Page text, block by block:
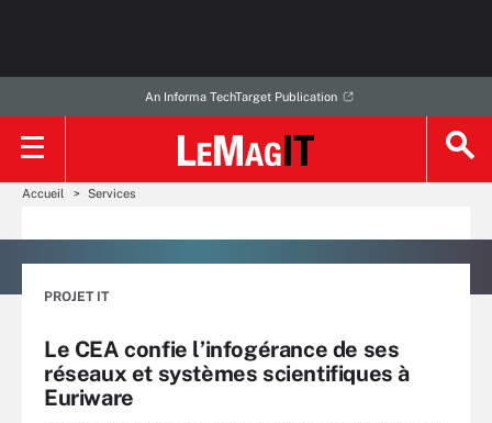
An Informa TechTarget Publication
Accueil Services
PROJET IT
Le CEA confie l’infogérance de ses
réseaux et systèmes scientifiques à
Euriware